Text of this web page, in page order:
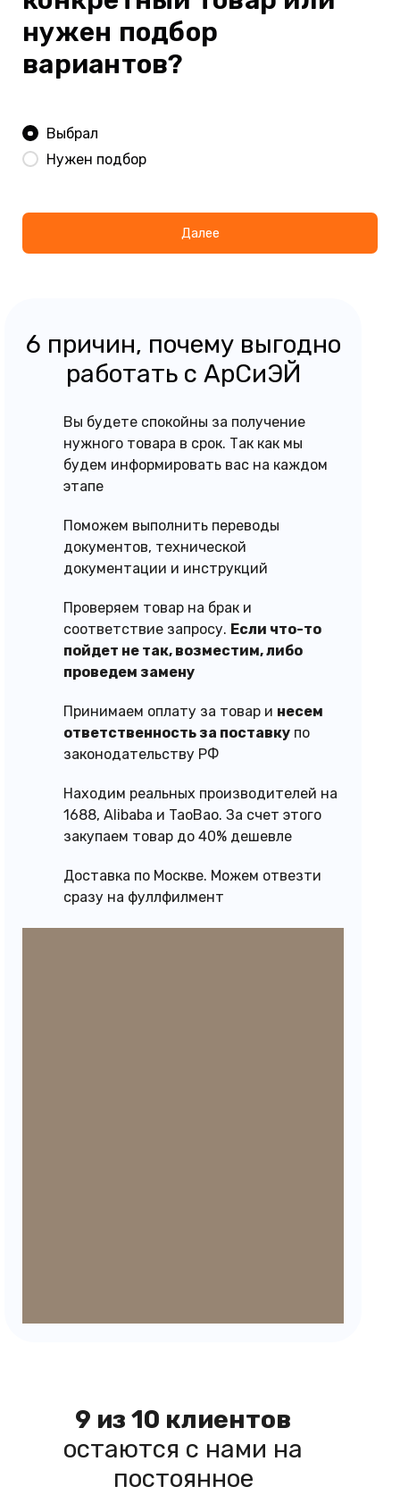
нужен подбор
вариантов?
Выбрал
Нужен подбор
Далее
Доставка по Москве. Можем отвезти
сразу на фуллфилмент
Находим реальных производителей на
1688, Alibaba и TaoBao. За счет этого
закупаем товар до 40% дешевле
Принимаем оплату за товар и несем
ответственность за поставку по
законодательству РФ
Проверяем товар на брак и
соответствие запросу. Если что-то
пойдет не так, возместим, либо
проведем замену
Поможем выполнить переводы
документов, технической
документации и инструкций
Вы будете спокойны за получение
нужного товара в срок. Так как мы
будем информировать вас на каждом
этапе
6 причин, почему выгодно
работать с АрСиЭЙ
9 из 10 клиентов
остаются с нами на
постоянное